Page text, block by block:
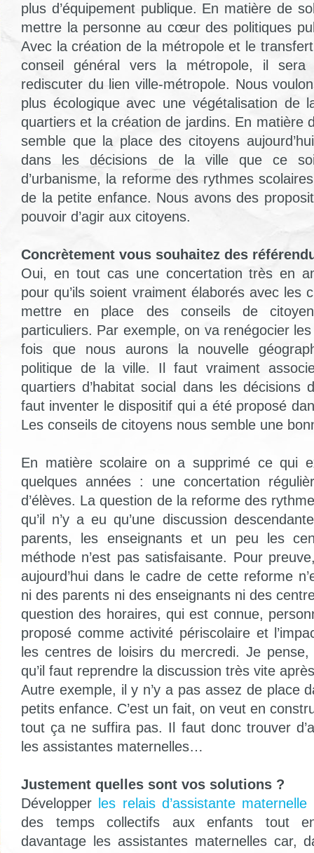
plus d’équipement publique. En matière de
mettre la personne au cœur des politiques
Avec la création de la métropole et le
conseil général vers la métropole, il sera
rediscuter du lien ville-métropole. Nous
plus écologique avec une végétalisation de
quartiers et la création de jardins. En matière
semble que la place des citoyens
dans les décisions de la ville que ce
d’urbanisme, la reforme des rythmes
de la petite enfance. Nous avons des
pouvoir d’agir aux citoyens.
Concrètement vous souhaitez des
Oui, en tout cas une concertation très en
pour qu’ils soient vraiment élaborés avec les
mettre en place des conseils de
particuliers. Par exemple, on va renégocier
fois que nous aurons la nouvelle
politique de la ville. Il faut vraiment
quartiers d’habitat social dans les décisions
faut inventer le dispositif qui a été proposé
Les conseils de citoyens nous semble une
En matière scolaire on a supprimé ce qui
quelques années : une concertation
d’élèves. La question de la reforme des
qu’il n’y a eu qu’une discussion
parents, les enseignants et un peu les
méthode n’est pas satisfaisante. Pour
aujourd’hui dans le cadre de cette reforme
ni des parents ni des enseignants ni des
question des horaires, qui est connue,
proposé comme activité périscolaire et
les centres de loisirs du mercredi. Je
qu’il faut reprendre la discussion très vite
Autre exemple, il y n’y a pas assez de place
petits enfance. C’est un fait, on veut en
tout ça ne suffira pas. Il faut donc trouver
les assistantes maternelles…
Justement quelles sont vos solutions ?
Développer les relais d’assistante maternelle
des temps collectifs aux enfants tout en
davantage les assistantes maternelles car,